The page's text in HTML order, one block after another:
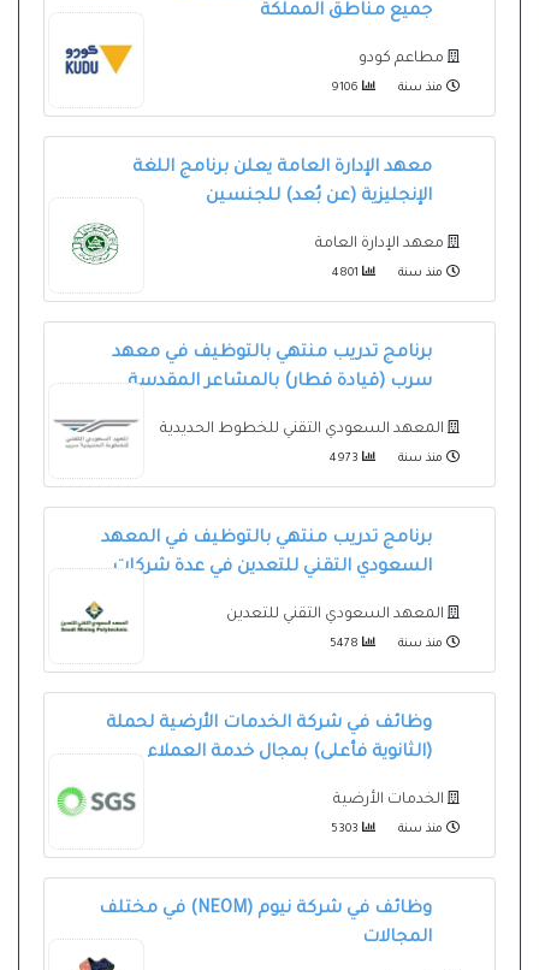
جميع مناطق المملكة
مطاعم كودو
منذ سنة
معهد الإدارة العامة يعلن برنامج اللغة
الإنجليزية (عن بُعد) للجنسين
معهد الإدارة العامة
منذ سنة
برنامج تدريب منتهي بالتوظيف في معهد
سرب (قيادة قطار) بالمشاعر المقدسة
المعهد السعودي التقني للخطوط الحديدية
منذ سنة
برنامج تدريب منتهي بالتوظيف في المعهد
السعودي التقني للتعدين في عدة شركات
المعهد السعودي التقني للتعدين
منذ سنة
وظائف في شركة الخدمات الأرضية لحملة
(الثانوية فأعلى) بمجال خدمة العملاء
الخدمات الأرضية
منذ سنة
وظائف في شركة نيوم (NEOM) في مختلف
المجالات